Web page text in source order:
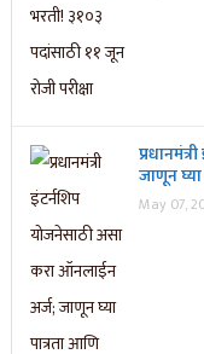
जाणून
May 07,